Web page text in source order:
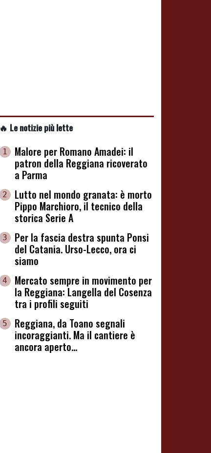
🔥 Le notizie più lette
1
Malore per Romano Amadei: il
patron della Reggiana ricoverato
a Parma
2
Lutto nel mondo granata: è morto
Pippo Marchioro, il tecnico della
storica Serie A
3
Per la fascia destra spunta Ponsi
del Catania. Urso-Lecco, ora ci
siamo
4
Mercato sempre in movimento per
la Reggiana: Langella del Cosenza
tra i profili seguiti
5
Reggiana, da Toano segnali
incoraggianti. Ma il cantiere è
ancora aperto...